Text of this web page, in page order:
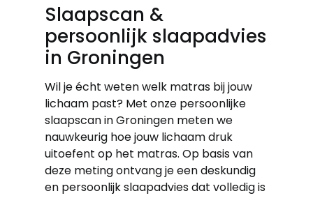
Slaapscan &
persoonlijk slaapadvies
in Groningen
Wil je écht weten welk matras bij jouw
lichaam past? Met onze persoonlijke
slaapscan in Groningen meten we
nauwkeurig hoe jouw lichaam druk
uitoefent op het matras. Op basis van
deze meting ontvang je een deskundig
en persoonlijk slaapadvies dat volledig is